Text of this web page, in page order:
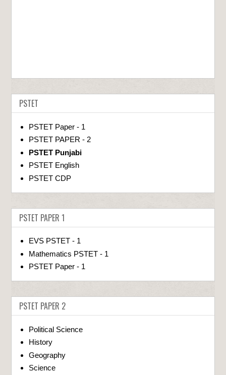
PSTET
PSTET Paper - 1
PSTET PAPER - 2
PSTET Punjabi
PSTET English
PSTET CDP
PSTET PAPER 1
EVS PSTET - 1
Mathematics PSTET - 1
PSTET Paper - 1
PSTET PAPER 2
Political Science
History
Geography
Science